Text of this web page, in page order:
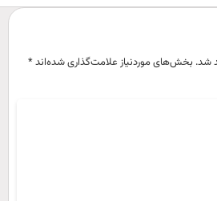
بخش‌های موردنیاز علامت‌گذاری شده‌اند*